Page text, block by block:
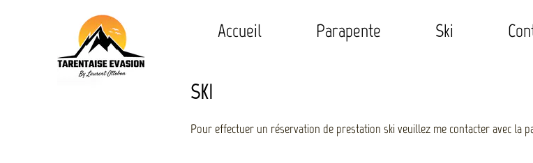
Accueil Parapente Ski
SKI
Pour effectuer un réservation de prestation ski veuillez me contacter avec la